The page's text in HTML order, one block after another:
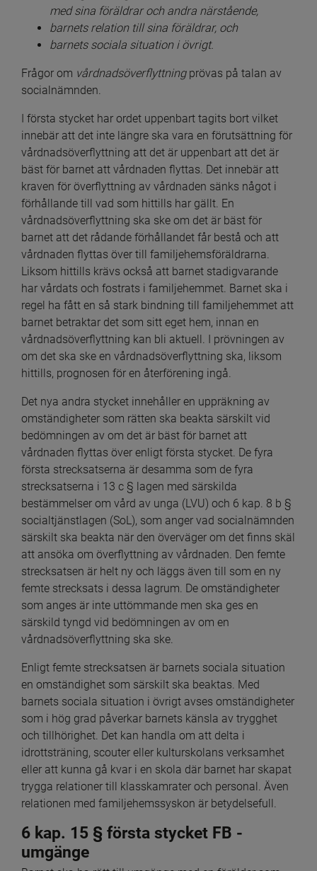
med sina föräldrar och andra närstående,
barnets relation till sina föräldrar, och
barnets sociala situation i övrigt.
Frågor om vårdnadsöverflyttning prövas på talan av
socialnämnden.
I första stycket har ordet uppenbart tagits bort vilket
innebär att det inte längre ska vara en förutsättning för
vårdnadsöverflyttning att det är uppenbart att det är
bäst för barnet att vårdnaden flyttas. Det innebär att
kraven för överflyttning av vårdnaden sänks något i
förhållande till vad som hittills har gällt. En
vårdnadsöverflyttning ska ske om det är bäst för
barnet att det rådande förhållandet får bestå och att
vårdnaden flyttas över till familjehemsföräldrarna.
Liksom hittills krävs också att barnet stadigvarande
har vårdats och fostrats i familjehemmet. Barnet ska i
regel ha fått en så stark bindning till familjehemmet att
barnet betraktar det som sitt eget hem, innan en
vårdnadsöverflyttning kan bli aktuell. I prövningen av
om det ska ske en vårdnadsöverflyttning ska, liksom
hittills, prognosen för en återförening ingå.
Det nya andra stycket innehåller en uppräkning av
omständigheter som rätten ska beakta särskilt vid
bedömningen av om det är bäst för barnet att
vårdnaden flyttas över enligt första stycket. De fyra
första strecksatserna är desamma som de fyra
strecksatserna i 13 c § lagen med särskilda
bestämmelser om vård av unga (LVU) och 6 kap. 8 b §
socialtjänstlagen (SoL), som anger vad socialnämnden
särskilt ska beakta när den överväger om det finns skäl
att ansöka om överflyttning av vårdnaden. Den femte
strecksatsen är helt ny och läggs även till som en ny
femte strecksats i dessa lagrum. De omständigheter
som anges är inte uttömmande men ska ges en
särskild tyngd vid bedömningen av om en
vårdnadsöverflyttning ska ske.
Enligt femte strecksatsen är barnets sociala situation
en omständighet som särskilt ska beaktas. Med
barnets sociala situation i övrigt avses omständigheter
som i hög grad påverkar barnets känsla av trygghet
och tillhörighet. Det kan handla om att delta i
idrottsträning, scouter eller kulturskolans verksamhet
eller att kunna gå kvar i en skola där barnet har skapat
trygga relationer till klasskamrater och personal. Även
relationen med familjehemssyskon är betydelsefull.
6 kap. 15 § första stycket FB -
umgänge